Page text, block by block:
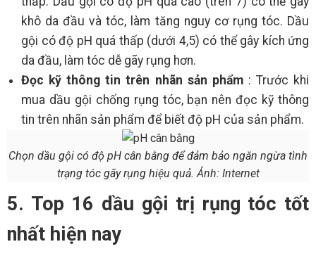
khô da đầu và tóc, làm tăng nguy cơ rụng tóc. Dầu
gội có độ pH quá thấp (dưới 4,5) có thể gây kích ứng
da đầu, làm tóc dễ gãy rụng hơn.
Đọc kỹ thông tin trên nhãn sản phẩm: Trước khi
mua dầu gội chống rụng tóc, bạn nên đọc kỹ thông
tin trên nhãn sản phẩm để biết độ pH của sản phẩm.
Chọn dầu gội có độ pH cân bằng để đảm bảo ngăn ngừa tình
trạng tóc gãy rụng hiệu quả. Ảnh: Internet
5. Top 16 dầu gội trị rụng tóc tốt
nhất hiện nay